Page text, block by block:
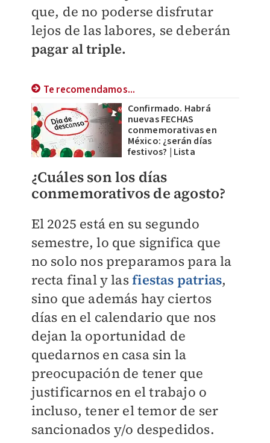
que, de no poderse disfrutar
lejos de las labores, se deberán
pagar al triple.
Te recomendamos...
Confirmado. Habrá
nuevas FECHAS
conmemorativas en
México: ¿serán días
festivos? | Lista
¿Cuáles son los días
conmemorativos de agosto?
El 2025 está en su segundo
semestre, lo que significa que
no solo nos preparamos para la
recta final y lasfiestas patrias,
sino que además hay ciertos
días en el calendario que nos
dejan la oportunidad de
quedarnos en casa sin la
preocupación de tener que
justificarnos en el trabajo o
incluso, tener el temor de ser
sancionados y/o despedidos.